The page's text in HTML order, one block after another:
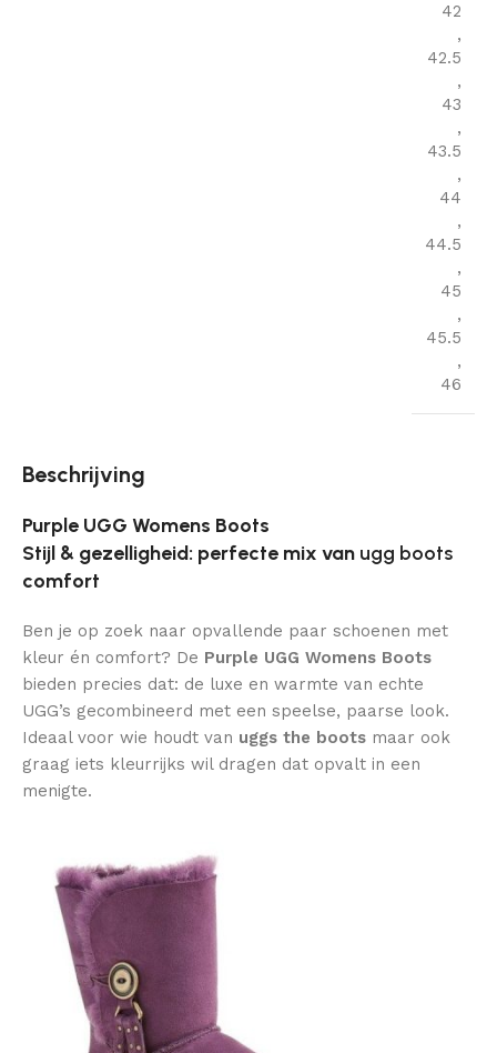
42
,
42.5
,
43
,
43.5
,
44
,
44.5
,
45
,
45.5
,
46
Beschrijving
Purple UGG Womens Boots
Stijl & gezelligheid: perfecte mix van ugg boots
comfort
Ben je op zoek naar opvallende paar schoenen met
kleur én comfort? De Purple UGG Womens Boots
bieden precies dat: de luxe en warmte van echte
UGG’s gecombineerd met een speelse, paarse look.
Ideaal voor wie houdt van uggs the boots maar ook
graag iets kleurrijks wil dragen dat opvalt in een
menigte.